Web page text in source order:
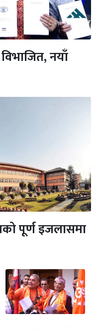
नयाँ
पूर्ण इजलासमा